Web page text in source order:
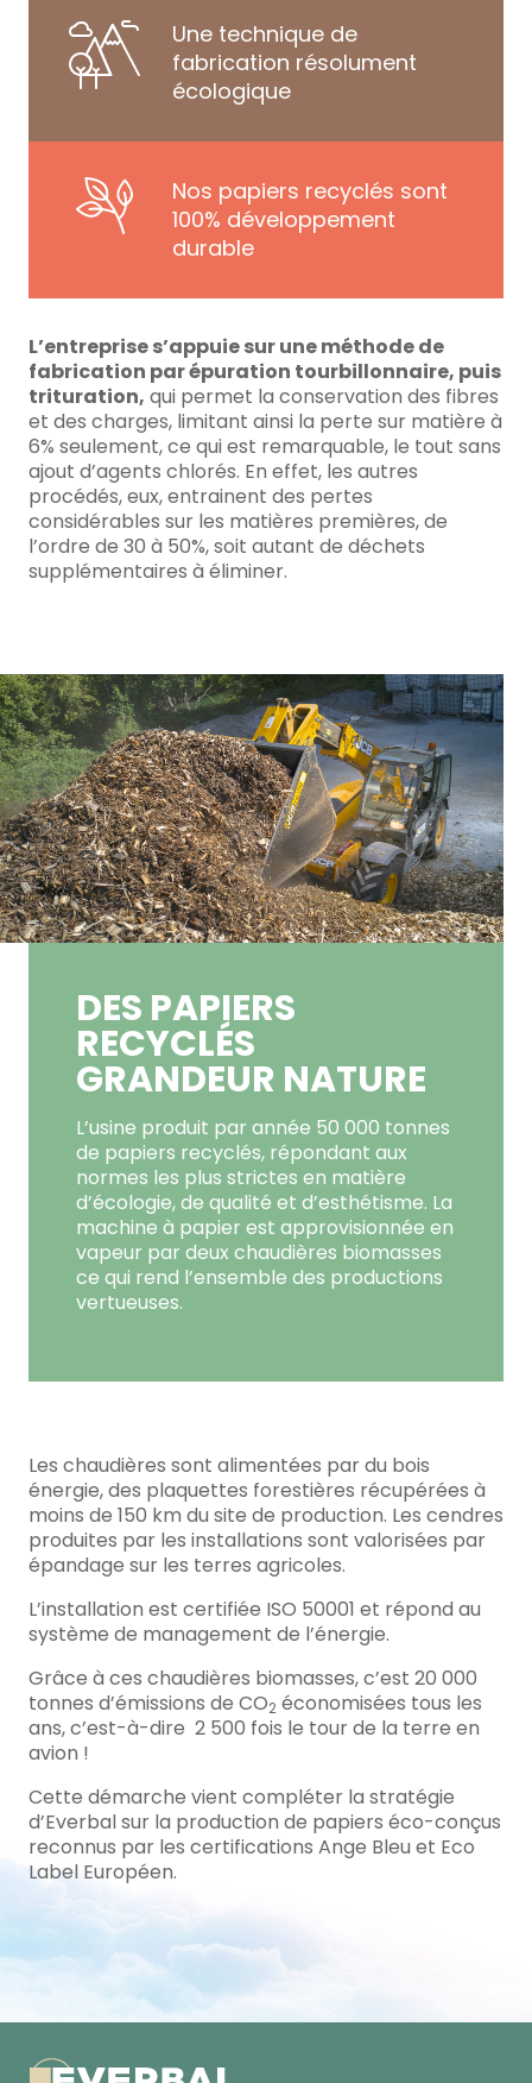
Une technique de
fabrication résolument
écologique
Nos papiers recyclés sont
100% développement
durable
L’entreprise s’appuie sur une méthode de
fabrication par épuration tourbillonnaire, puis
trituration, qui permet la conservation des fibres
et des charges, limitant ainsi la perte sur matière à
6% seulement, ce qui est remarquable, le tout sans
ajout d’agents chlorés. En effet, les autres
procédés, eux, entrainent des pertes
considérables sur les matières premières, de
l’ordre de 30 à 50%, soit autant de déchets
supplémentaires à éliminer.
DES PAPIERS
RECYCLÉS
GRANDEUR NATURE
L’usine produit par année 50 000 tonnes
de papiers recyclés, répondant aux
normes les plus strictes en matière
d’écologie, de qualité et d’esthétisme. La
machine à papier est approvisionnée en
vapeur par deux chaudières biomasses
ce qui rend l’ensemble des productions
vertueuses.
Les chaudières sont alimentées par du bois
énergie, des plaquettes forestières récupérées à
moins de 150 km du site de production. Les cendres
produites par les installations sont valorisées par
épandage sur les terres agricoles.
L’installation est certifiée ISO 50001 et répond au
système de management de l’énergie.
Grâce à ces chaudières biomasses, c’est 20 000
tonnes d’émissions de CO2 économisées tous les
ans, c’est-à-dire 2 500 fois le tour de la terre en
avion !
Cette démarche vient compléter la stratégie
d’Everbal sur la production de papiers éco-conçus
reconnus par les certifications Ange Bleu et Eco
Label Européen.